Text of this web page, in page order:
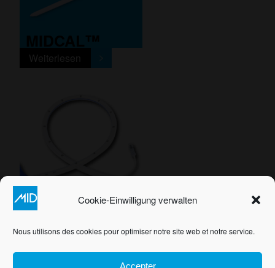
Cookie-Einwilligung verwalten
Nous utilisons des cookies pour optimiser notre site web et notre service.
Accepter
Weiterlesen
MIDSLEEVE™